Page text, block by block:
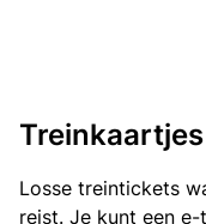
Treinkaartjes
Losse treintickets
reist. Je kunt een